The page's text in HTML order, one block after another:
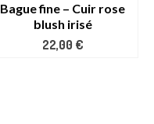
Bague fine – Cuir rose
blush irisé
22,00 €